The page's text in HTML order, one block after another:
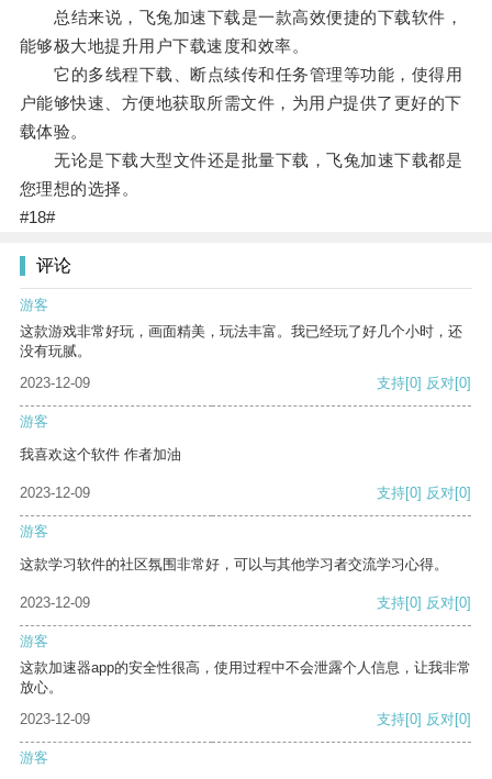
总结来说，飞兔加速下载是一款高效便捷的下载软件，
能够极大地提升用户下载速度和效率。
它的多线程下载、断点续传和任务管理等功能，使得用
户能够快速、方便地获取所需文件，为用户提供了更好的下
载体验。
无论是下载大型文件还是批量下载，飞兔加速下载都是
您理想的选择。
#18#
评论
游客
这款游戏非常好玩，画面精美，玩法丰富。我已经玩了好几个小时，还
没有玩腻。
2023-12-09
支持[0] 反对[0]
游客
我喜欢这个软件 作者加油
2023-12-09 支持[0] 反对[0]
游客
这款学习软件的社区氛围非常好，可以与其他学习者交流学习心得。
2023-12-09 支持[0] 反对[0]
游客
这款加速器app的安全性很高，使用过程中不会泄露个人信息，让我非常
放心。
2023-12-09
支持[0] 反对[0]
游客